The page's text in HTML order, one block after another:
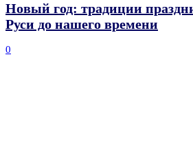
Новый год: традиции
Руси до нашего времени
0